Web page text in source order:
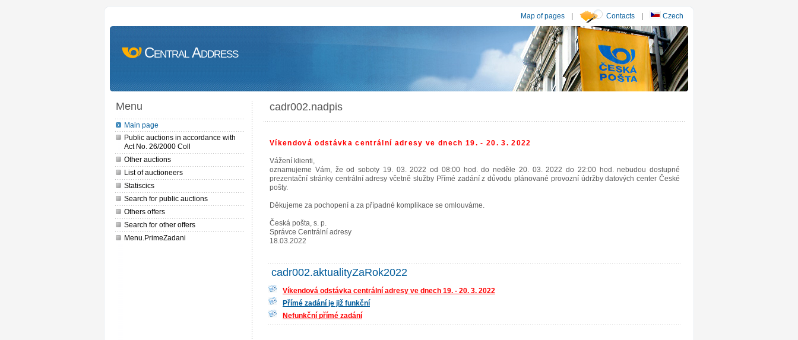
Map of pages | Contacts | Czech
Central Address
Menu
Main page
Public auctions in accordance with
Act No. 26/2000 Coll
Other auctions
List of auctioneers
Statiscics
Search for public auctions
Others offers
Search for other offers
Menu.PrimeZadani
cadr002.nadpis
Víkendová odstávka centrální adresy ve dnech 19. - 20. 3. 2022
Vážení klienti,
oznamujeme Vám, že od soboty 19. 03. 2022 od 08:00 hod. do neděle 20. 03. 2022 do 22:00 hod. nebudou dostupné
prezentační stránky centrální adresy včetně služby Přímé zadání z důvodu plánované provozní údržby datových center České
pošty.
Děkujeme za pochopení a za případné komplikace se omlouváme.
Česká pošta, s. p.
Správce Centrální adresy
18.03.2022
cadr002.aktualityZaRok2022
Víkendová odstávka centrální adresy ve dnech 19. - 20. 3. 2022
Přímé zadání je již funkční
Nefunkční přímé zadání